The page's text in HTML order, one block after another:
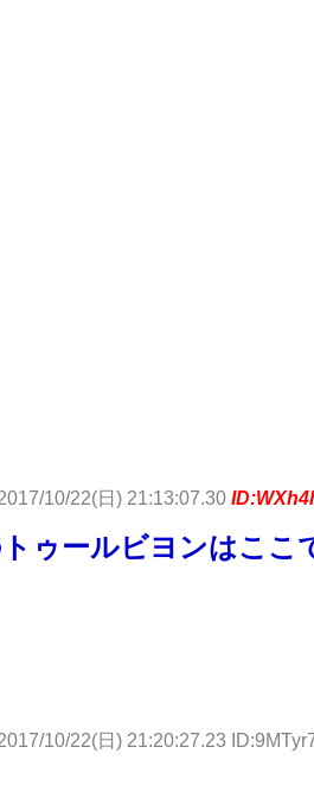
10/22(日) 21:13:07.30
ゥールビヨンはここ
10/22(日) 21:20:27.23